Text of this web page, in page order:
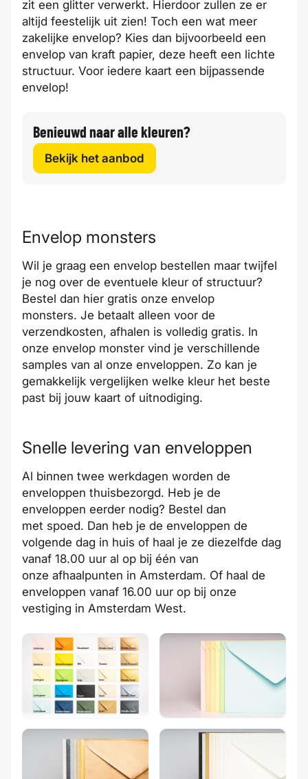
zit een glitter verwerkt. Hierdoor zullen ze er
altijd feestelijk uit zien! Toch een wat meer
zakelijke envelop? Kies dan bijvoorbeeld een
envelop van kraft papier, deze heeft een lichte
structuur. Voor iedere kaart een bijpassende
envelop!
Benieuwd naar alle kleuren?
Bekijk het aanbod
Envelop monsters
Wil je graag een envelop bestellen maar twijfel
je nog over de eventuele kleur of structuur?
Bestel dan hier gratis onze envelop
monsters. Je betaalt alleen voor de
verzendkosten, afhalen is volledig gratis. In
onze envelop monster vind je verschillende
samples van al onze enveloppen. Zo kan je
gemakkelijk vergelijken welke kleur het beste
past bij jouw kaart of uitnodiging.
Snelle levering van enveloppen
Al binnen twee werkdagen worden de
enveloppen thuisbezorgd. Heb je de
enveloppen eerder nodig? Bestel dan
met spoed. Dan heb je de enveloppen de
volgende dag in huis of haal je ze diezelfde dag
vanaf 18.00 uur al op bij één van
onze afhaalpunten in Amsterdam. Of haal de
enveloppen vanaf 16.00 uur op bij onze
vestiging in Amsterdam West.